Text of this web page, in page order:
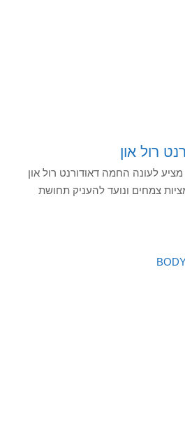
רול און
לעונה החמה דאודורנט רול און
צמחים ונועד להעניק תחושת